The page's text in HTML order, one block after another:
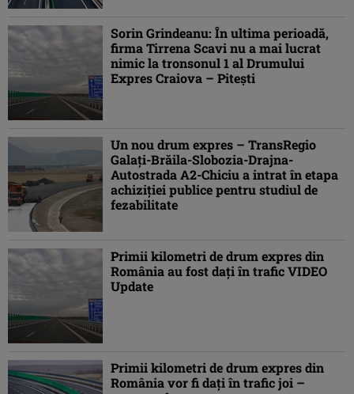
Sorin Grindeanu: În ultima perioadă,
firma Tirrena Scavi nu a mai lucrat
nimic la tronsonul 1 al Drumului
Expres Craiova – Piteşti
Un nou drum expres – TransRegio
Galaţi-Brăila-Slobozia-Drajna-
Autostrada A2-Chiciu a intrat în etapa
achiziţiei publice pentru studiul de
fezabilitate
Primii kilometri de drum expres din
România au fost dați în trafic VIDEO
Update
Primii kilometri de drum expres din
România vor fi dați în trafic joi –